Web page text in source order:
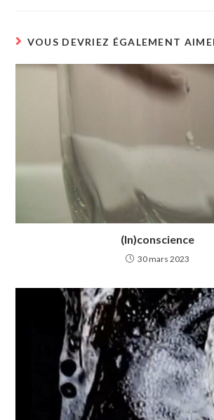
VOUS DEVRIEZ ÉGALEMENT
(In)conscience
30 mars 2023